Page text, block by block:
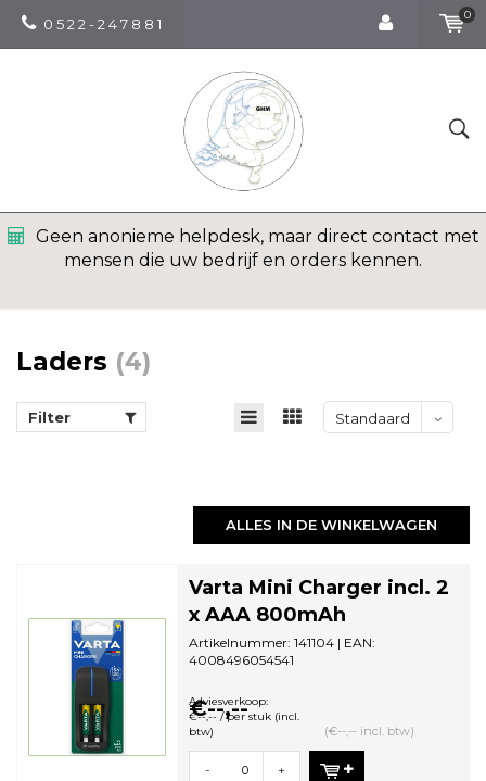
0 5 2 2 - 2 4 7 8 8 1
0
Geen anonieme helpdesk, maar direct contact met
mensen die uw bedrijf en orders kennen.
Laders (4)
Filter Standaard
ALLES IN DE WINKELWAGEN
Varta Mini Charger incl. 2
x AAA 800mAh
Artikelnummer: 141104 | EAN:
4008496054541
bestelhoeveelheid: 1
€--,--
Adviesverkoop:
€--,-- / per stuk (incl.
btw)
(€--,-- incl. btw)
- +